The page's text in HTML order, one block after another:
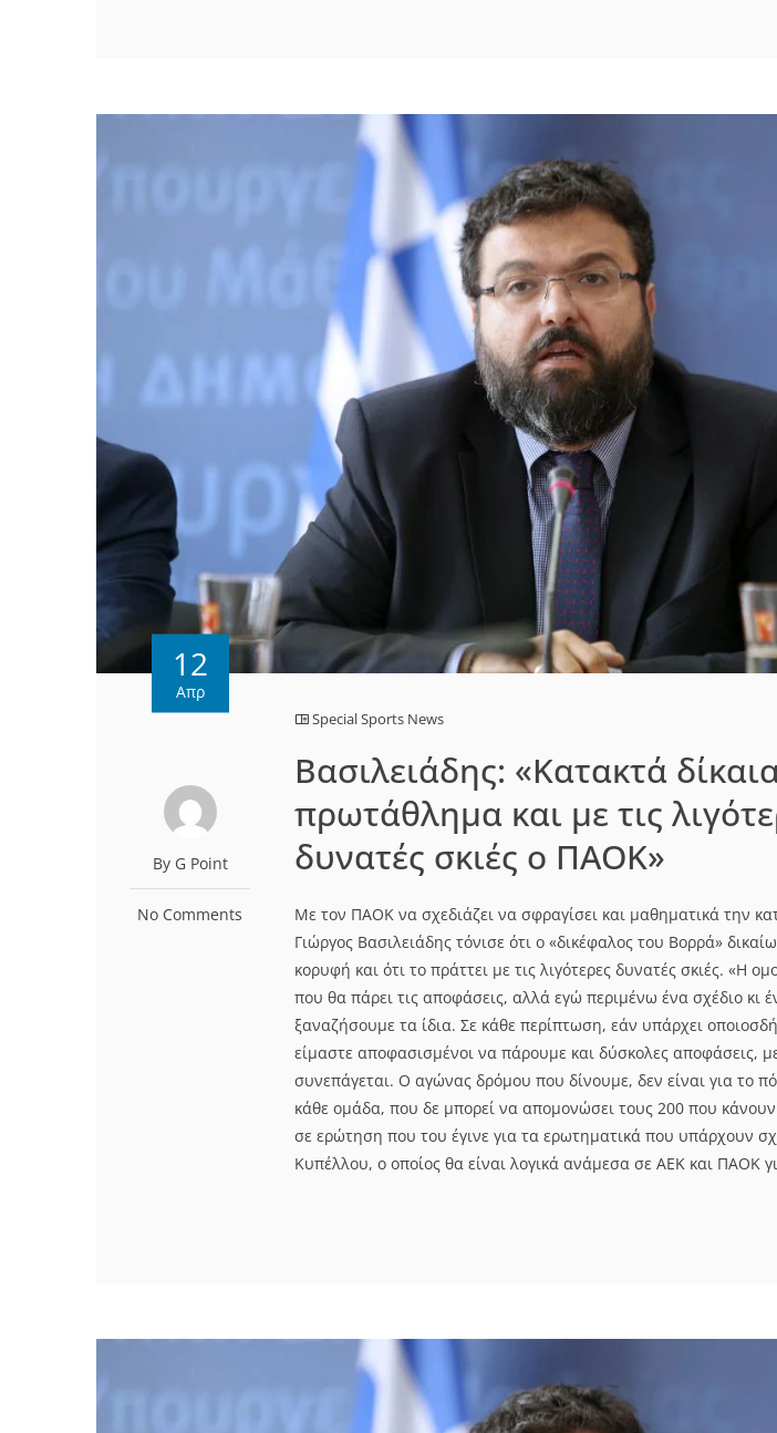
12
Απρ
By G Point
No Comments
Special Sports News
Βασιλειάδης: «Κατακτά
πρωτάθλημα και με τις
δυνατές σκιές ο ΠΑΟΚ»
Με τον ΠΑΟΚ να σχεδιάζει να σφραγίσει και μαθηματικά την
Γιώργος Βασιλειάδης τόνισε ότι ο «δικέφαλος του Βορρά»
κορυφή και ότι το πράττει με τις λιγότερες δυνατές σκιές. «Η
που θα πάρει τις αποφάσεις, αλλά εγώ περιμένω ένα σχέδιο κι
ξαναζήσουμε τα ίδια. Σε κάθε περίπτωση, εάν υπάρχει
είμαστε αποφασισμένοι να πάρουμε και δύσκολες αποφάσεις,
συνεπάγεται. Ο αγώνας δρόμου που δίνουμε, δεν είναι για το
κάθε ομάδα, που δε μπορεί να απομονώσει τους 200 που κάνουν
σε ερώτηση που του έγινε για τα ερωτηματικά που υπάρχουν
Κυπέλλου, ο οποίος θα είναι λογικά ανάμεσα σε ΑΕΚ και ΠΑΟΚ